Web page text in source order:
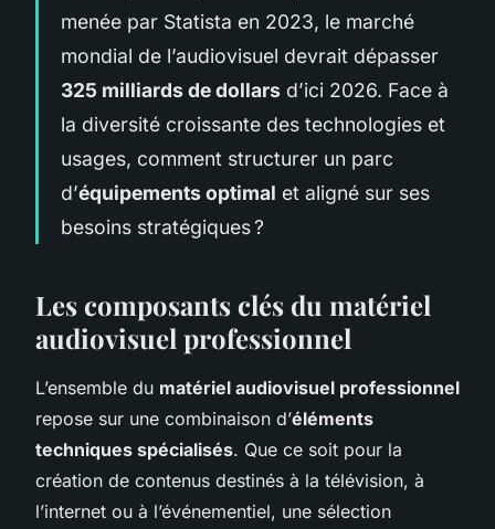
menée par Statista en 2023, le marché
mondial de l’audiovisuel devrait dépasser
325 milliards de dollars d’ici 2026. Face à
la diversité croissante des technologies et
usages, comment structurer un parc
d’équipements optimal et aligné sur ses
besoins stratégiques ?
Les composants clés du matériel
audiovisuel professionnel
L’ensemble du matériel audiovisuel professionnel
repose sur une combinaison d’éléments
techniques spécialisés. Que ce soit pour la
création de contenus destinés à la télévision, à
l’internet ou à l’événementiel, une sélection